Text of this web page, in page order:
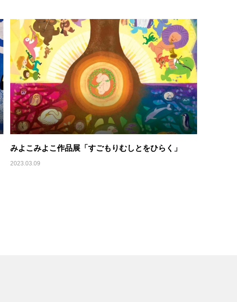
みよこみよこ作品展「すごもりむしとをひらく」
2023.03.09